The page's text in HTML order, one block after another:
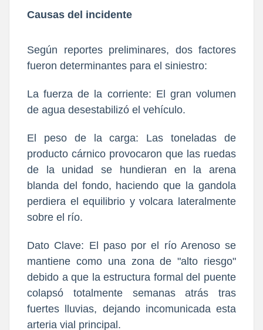
Causas del incidente
Según reportes preliminares, dos factores
fueron determinantes para el siniestro:
La fuerza de la corriente: El gran volumen
de agua desestabilizó el vehículo.
El peso de la carga: Las toneladas de
producto cárnico provocaron que las ruedas
de la unidad se hundieran en la arena
blanda del fondo, haciendo que la gandola
perdiera el equilibrio y volcara lateralmente
sobre el río.
Dato Clave: El paso por el río Arenoso se
mantiene como una zona de "alto riesgo"
debido a que la estructura formal del puente
colapsó totalmente semanas atrás tras
fuertes lluvias, dejando incomunicada esta
arteria vial principal.